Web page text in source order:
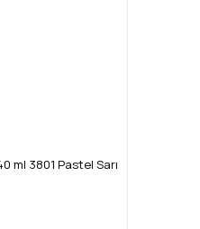
ml 3801 Pastel Sarı